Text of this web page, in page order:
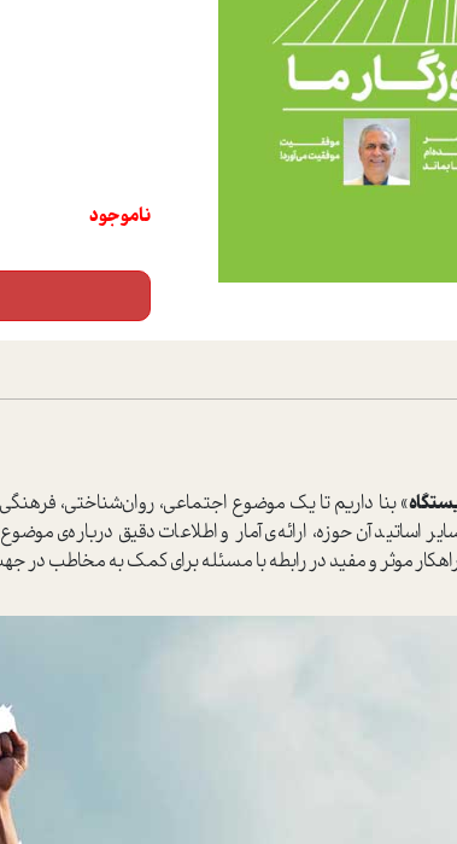
ناموجود
» بنا داریم تا یک موضوع اجتماعی، روان‌شناختی،
اساتید آن حوزه، ارائه‌ی آمار و اطلاعات دقیق درباره‌ی
موثر و مفید در رابطه با مسئله برای کمک به مخاطب در